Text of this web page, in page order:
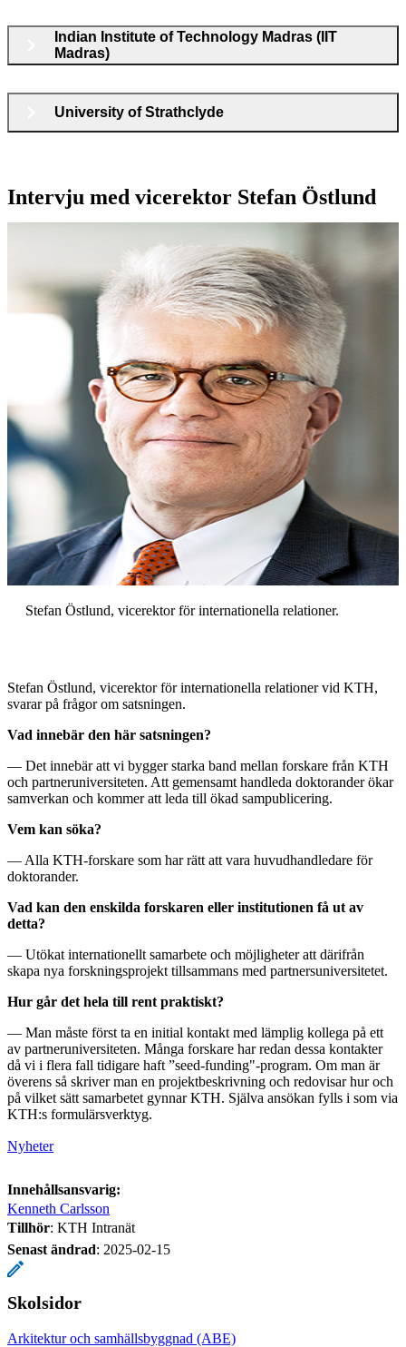
Indian Institute of Technology Madras (IIT
Madras)
University of Strathclyde
Intervju med vicerektor Stefan Östlund
Stefan Östlund, vicerektor för internationella relationer.
Stefan Östlund, vicerektor för internationella relationer vid KTH,
svarar på frågor om satsningen.
Vad innebär den här satsningen?
— Det innebär att vi bygger starka band mellan forskare från KTH
och partneruniversiteten. Att gemensamt handleda doktorander ökar
samverkan och kommer att leda till ökad sampublicering.
Vem kan söka?
— Alla KTH-forskare som har rätt att vara huvudhandledare för
doktorander.
Vad kan den enskilda forskaren eller institutionen få ut av
detta?
— Utökat internationellt samarbete och möjligheter att därifrån
skapa nya forskningsprojekt tillsammans med partnersuniversitetet.
Hur går det hela till rent praktiskt?
— Man måste först ta en initial kontakt med lämplig kollega på ett
av partneruniversiteten. Många forskare har redan dessa kontakter
då vi i flera fall tidigare haft ”seed-funding"-program. Om man är
överens så skriver man en projektbeskrivning och redovisar hur och
på vilket sätt samarbetet gynnar KTH. Själva ansökan fylls i som via
KTH:s formulärsverktyg.
Nyheter
Innehållsansvarig:
Kenneth Carlsson
Tillhör: KTH Intranät
Senast ändrad: 2025-02-15
Skolsidor
Arkitektur och samhällsbyggnad (ABE)